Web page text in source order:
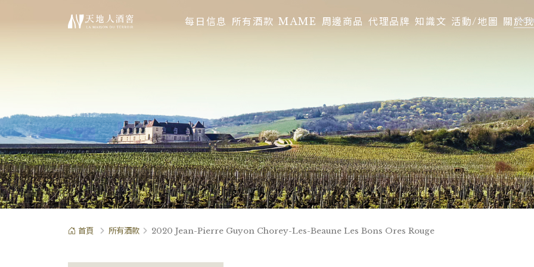
每日信息 所有酒款 MAME 周邊商品 代理品牌 知識文 活動/地圖 關於
首頁 所有酒款 2020 Jean-Pierre Guyon Chorey-Les-Beaune Les Bons Ores Rouge